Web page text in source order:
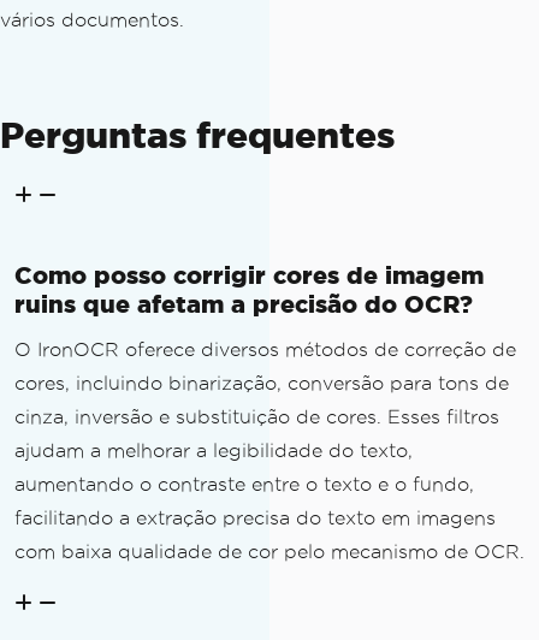
vários documentos.
Perguntas frequentes
Como posso corrigir cores de imagem
ruins que afetam a precisão do OCR?
O IronOCR oferece diversos métodos de correção de
cores, incluindo binarização, conversão para tons de
cinza, inversão e substituição de cores. Esses filtros
ajudam a melhorar a legibilidade do texto,
aumentando o contraste entre o texto e o fundo,
facilitando a extração precisa do texto em imagens
com baixa qualidade de cor pelo mecanismo de OCR.